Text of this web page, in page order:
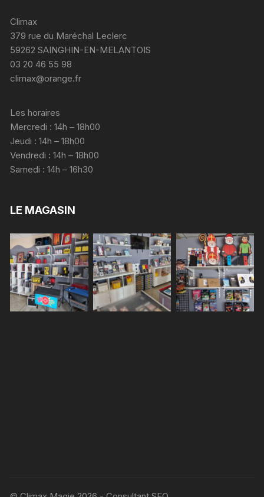
Climax
379 rue du Maréchal Leclerc
59262 SAINGHIN-EN-MELANTOIS
03 20 46 55 98
climax@orange.fr
Les horaires
Mercredi : 14h – 18h00
Jeudi : 14h – 18h00
Vendredi : 14h – 18h00
Samedi : 14h – 16h30
LE MAGASIN